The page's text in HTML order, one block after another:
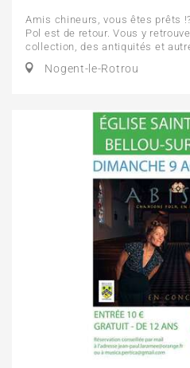
Amis chineurs, vous êtes prêts
Pol est de retour. Vous y
collection, des antiquités et
Nogent-le-Rotrou